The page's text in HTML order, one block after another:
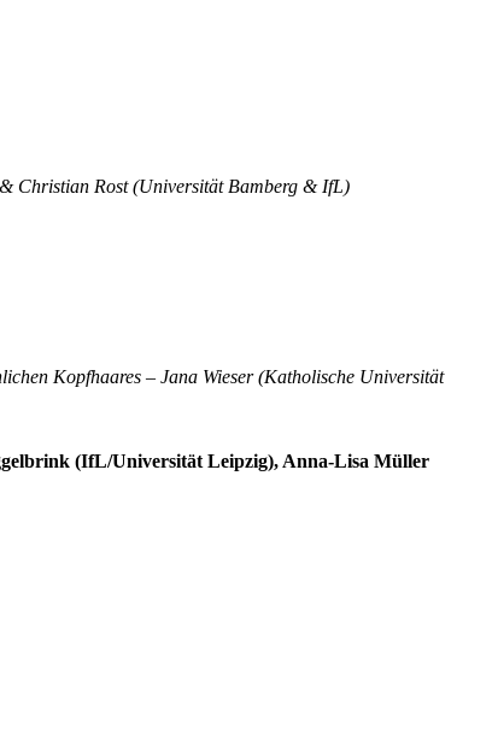
Christian Rost (Universität Bamberg & IfL)
Kopfhaares – Jana Wieser (Katholische Universität
(IfL/Universität Leipzig), Anna‐Lisa Müller